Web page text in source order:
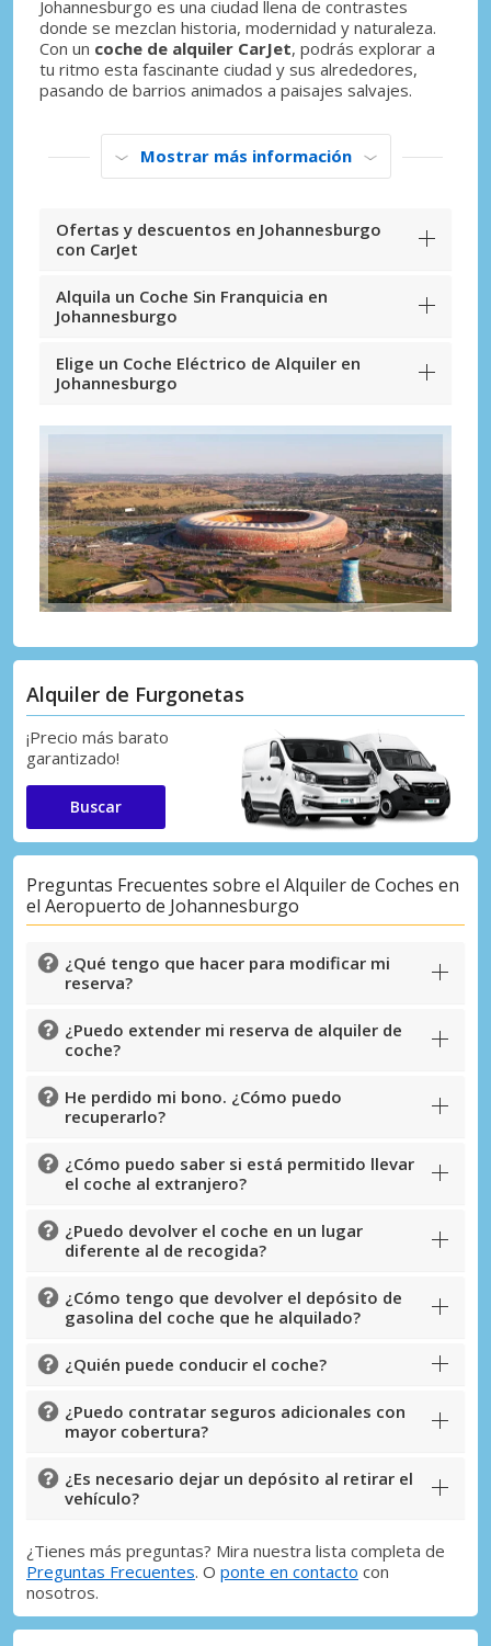
Johannesburgo es una ciudad llena de contrastes
donde se mezclan historia, modernidad y naturaleza.
Con un coche de alquiler CarJet, podrás explorar a
tu ritmo esta fascinante ciudad y sus alrededores,
pasando de barrios animados a paisajes salvajes.
Mostrar más información
Ofertas y descuentos en Johannesburgo
con CarJet
Alquila un Coche Sin Franquicia en
Johannesburgo
Elige un Coche Eléctrico de Alquiler en
Johannesburgo
Alquiler de Furgonetas
¡Precio más barato
garantizado!
Buscar
Preguntas Frecuentes sobre el Alquiler de Coches en
el Aeropuerto de Johannesburgo
¿Qué tengo que hacer para modificar mi
reserva?
¿Puedo extender mi reserva de alquiler de
coche?
He perdido mi bono. ¿Cómo puedo
recuperarlo?
¿Cómo puedo saber si está permitido llevar
el coche al extranjero?
¿Puedo devolver el coche en un lugar
diferente al de recogida?
¿Cómo tengo que devolver el depósito de
gasolina del coche que he alquilado?
¿Quién puede conducir el coche?
¿Puedo contratar seguros adicionales con
mayor cobertura?
¿Es necesario dejar un depósito al retirar el
vehículo?
¿Tienes más preguntas? Mira nuestra lista completa de
Preguntas Frecuentes. O ponte en contacto con
nosotros.